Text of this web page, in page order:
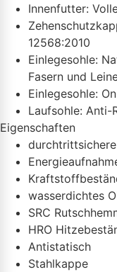
Innenfutter:
12568:2010
Einlegesohle:
Fasern und
Einlegesohle:
Laufsohle: Anti-
Eigenschaften
wasserdichtes
SRC
HRO
Antistatisch
Stahlkappe